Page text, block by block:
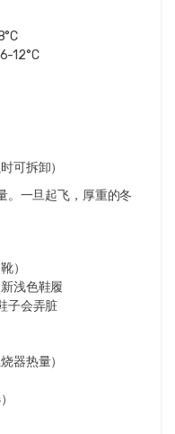
12°C
可拆卸）
。一旦起飞，厚重的冬
）
浅色鞋履
子会弄脏
器热量）